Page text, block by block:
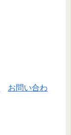
お問い合わ